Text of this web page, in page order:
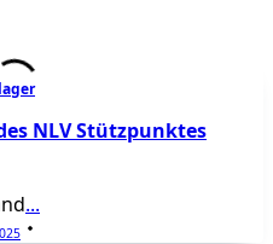
NLV Stützpunktes
...